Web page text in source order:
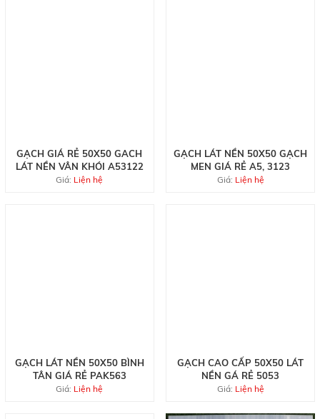
GẠCH GIÁ RẺ 50X50 GACH
LÁT NỀN VÂN KHÓI A53122
Giá: Liện hệ
GẠCH LÁT NỀN 50X50 GẠCH
MEN GIÁ RẺ A5, 3123
Giá: Liện hệ
GẠCH LÁT NỀN 50X50 BÌNH
TÂN GIÁ RẺ PAK563
Giá: Liện hệ
GẠCH CAO CẤP 50X50 LÁT
NỀN GÁ RẺ 5053
Giá: Liện hệ